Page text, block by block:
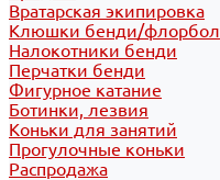
Вратарская экипировка
Клюшки бенди/флорбол
Налокотники бенди
Перчатки бенди
Фигурное катание
Ботинки, лезвия
Коньки для занятий
Прогулочные коньки
Распродажа